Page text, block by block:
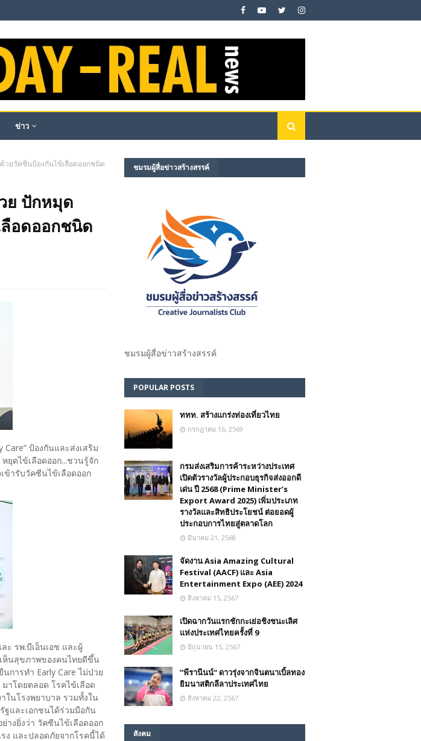
ข่าว
วยวัคซีนป้องกันไข้เลือดออกชนิด
ย ปักหมุด
อดออกชนิด
ป้องกันและส่งเสริม
ยุดไข้เลือดออก...ชวนรู้จัก
ข้ารับวัคซีนไข้เลือดออก
ะ รพ.บีเอ็นเอช และผู้
ห็นสุขภาพของคนไทยดีขึ้น
การทำ Early Care ไม่ป่วย
มาโดยตลอด โรคไข้เลือด
ในโรงพยาบาล รวมทั้งใน
ฐและเอกชนได้ร่วมมือกัน
างยิ่งว่า วัคซีนไข้เลือดออก
ง และปลอดภัยจากโรคนี้ได้
ชมรม​ผู้สื่อข่าวสร้างสรรค์​
ชมรม​ผู้สื่อข่าวสร้างสรรค์​
POPULAR POSTS
ททท. สร้างแกร่งท่องเที่ยวไทย
กรกฎาคม 16, 2569
กรมส่งเสริมการค้าระหว่างประเทศ
เปิดตัวรางวัลผู้ประกอบธุรกิจส่งออกดี
เด่น ปี 2568 (Prime Minister’s
Export Award 2025) เพิ่มประเภท
รางวัลและสิทธิประโยชน์ ต่อยอดผู้
ประกอบการไทยสู่ตลาดโลก
มีนาคม 21, 2568
จัดงาน Asia Amazing Cultural
Festival (AACF) และ Asia
Entertainment Expo (AEE) 2024
สิงหาคม 15, 2567
เปิดฉากวันแรกชักกะเย่อชิงชนะเลิศ
แห่งประเทศไทยครั้งที่ 9
มิถุนายน 15, 2567
”พีรานีนน์“​ ดาวรุ่งจากจินตนาเบิ้ลทอง
ยิมนาสติกลีลาประเทศไทย
สิงหาคม 22, 2567
สังคม